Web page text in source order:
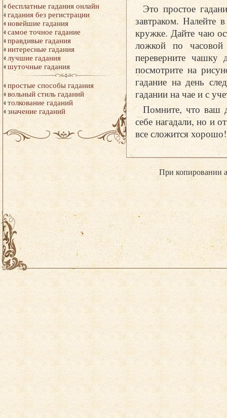
бесплатные гадания онлайн
гадания без регистрации
новейшие гадания
самое точное гадание
правдивые гадания
интересные гадания
лучшие гадания
шуточные гадания
простые способы гадания
вольный стиль гаданий
толкование гаданий
значение гаданий
Это простое
завтраком. Налейте
кружке. Дайте чаю
ложкой по
переверните
посмотрите на
гадание на день
гадании на чае и с
Помните, что ваш
себе нагадали, но и
все сложится
При копировании